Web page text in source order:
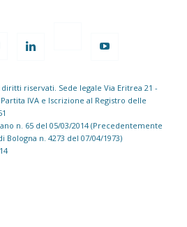
riservati. Sede legale Via Eritrea 21 -
IVA e Iscrizione al Registro delle
n. 65 del 05/03/2014 (Precedentemente
n. 4273 del 07/04/1973)